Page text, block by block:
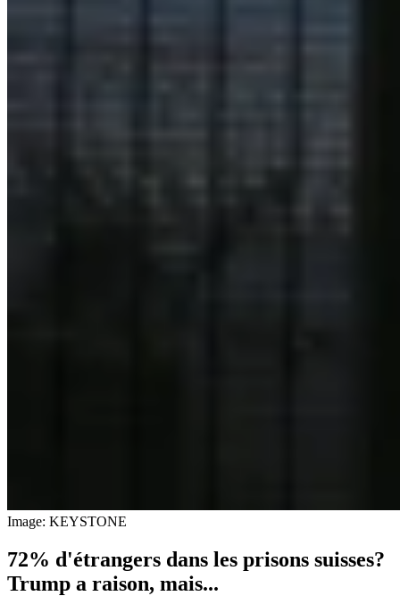
Image: KEYSTONE
72% d'étrangers dans les prisons suisses?
Trump a raison, mais...